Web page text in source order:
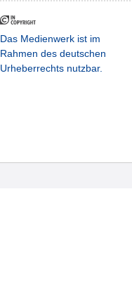
Das Medienwerk ist im
Rahmen des deutschen
Urheberrechts nutzbar.